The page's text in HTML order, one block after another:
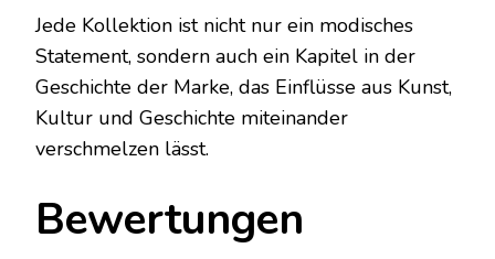
Jede Kollektion ist nicht nur ein modisches
Statement, sondern auch ein Kapitel in der
Geschichte der Marke, das Einflüsse aus Kunst,
Kultur und Geschichte miteinander
verschmelzen lässt.
Bewertungen